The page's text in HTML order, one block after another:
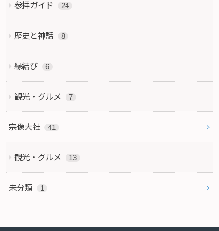
参拝ガイド 24
歴史と神話 8
縁結び 6
観光・グルメ 7
宗像大社 41
観光・グルメ 13
未分類 1